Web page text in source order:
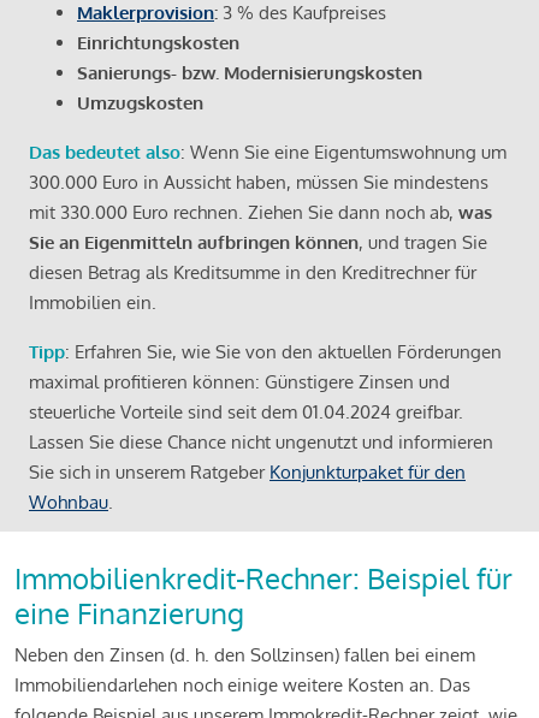
Maklerprovision: 3 % des Kaufpreises
Einrichtungskosten
Sanierungs- bzw. Modernisierungskosten
Umzugskosten
Das bedeutet also: Wenn Sie eine Eigentumswohnung um
300.000 Euro in Aussicht haben, müssen Sie mindestens
mit 330.000 Euro rechnen. Ziehen Sie dann noch ab, was
Sie an Eigenmitteln aufbringen können, und tragen Sie
diesen Betrag als Kreditsumme in den Kreditrechner für
Immobilien ein.
Tipp: Erfahren Sie, wie Sie von den aktuellen Förderungen
maximal profitieren können: Günstigere Zinsen und
steuerliche Vorteile sind seit dem 01.04.2024 greifbar.
Lassen Sie diese Chance nicht ungenutzt und informieren
Sie sich in unserem Ratgeber Konjunkturpaket für den
Wohnbau.
Immobilienkredit-Rechner: Beispiel für
eine Finanzierung
Neben den Zinsen (d. h. den Sollzinsen) fallen bei einem
Immobiliendarlehen noch einige weitere Kosten an. Das